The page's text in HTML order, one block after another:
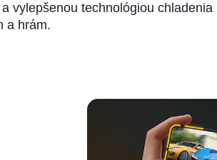
a vylepšenou technológiou chladenia
a hrám.